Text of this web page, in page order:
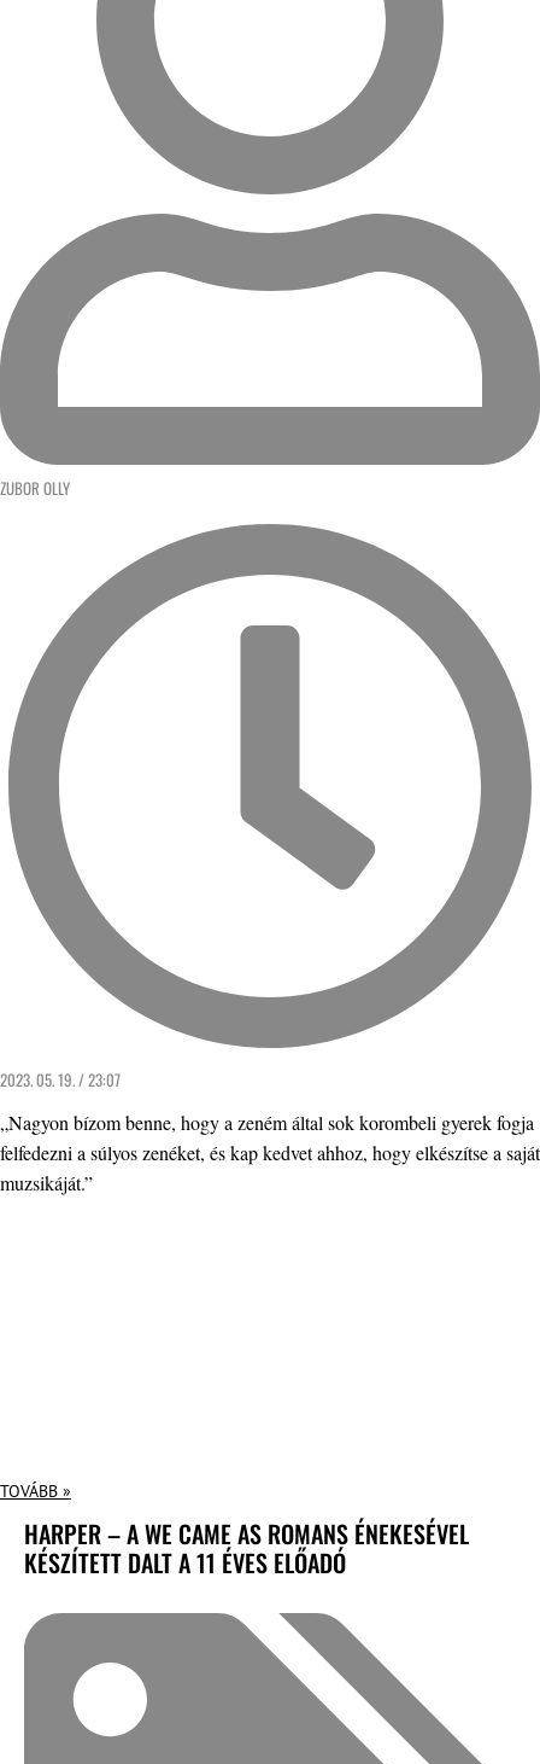
ZUBOR OLLY
2023. 05. 19. / 23:07
„Nagyon bízom benne, hogy a zeném által sok korombeli gyerek fogja
felfedezni a súlyos zenéket, és kap kedvet ahhoz, hogy elkészítse a saját
muzsikáját.”
TOVÁBB »
HARPER – A WE CAME AS ROMANS ÉNEKESÉVEL
KÉSZÍTETT DALT A 11 ÉVES ELŐADÓ